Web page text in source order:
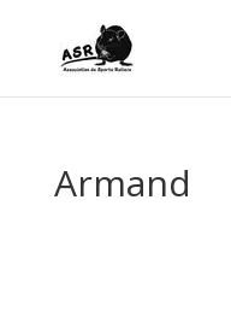
Armand